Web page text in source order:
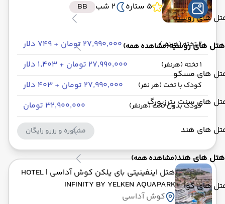
های روسیه
هتل های روسیه(مشاهده همه)
های مسکو
های سنت پترزبورگ
های هند
هتل های هند(مشاهده همه)
های گوا
5 ستاره
2 شب BB
2 تخته (هرنفر) ۲۷٬۹۹۰٬۰۰۰ تومان + ۷۴۹ دلار
1 تخته (هرنفر) ۲۷٬۹۹۰٬۰۰۰ تومان + ۱٬۴۰۳ دلار
کودک با تخت (هر نفر) ۲۷٬۹۹۰٬۰۰۰ تومان + ۴۰۳ دلار
کودک بدون تخت (هرنفر) ۳۲٬۹۰۰٬۰۰۰ تومان
مشاوره و رزرو رایگان
هتل اینفینیتی بای یلکن کوش آداسی | HOTEL
INFINITY BY YELKEN AQUAPARK
کوش آداسی